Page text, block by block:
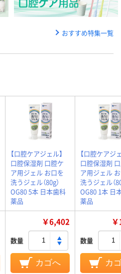
おすすめ特集一覧
【口腔ケアジェル】
口腔保湿剤 口腔ケ
ア用ジェル お口を
洗うジェル（80g）
OG80 5本 日本歯科
薬品
【口腔ケアジ
口腔保湿剤
ア用ジェル
洗うジェル（
OG80 1本 日
薬品
￥6,402
数量
カゴへ
数量
カ